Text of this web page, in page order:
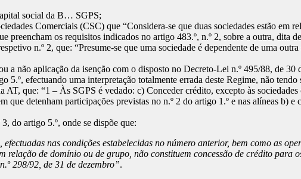
social da B… SGPS;
Comerciais (CSC) que “Considera-se que duas sociedades estão em
preencham os requisitos indicados no artigo 483.º, n.º 2, sobre a outra, dita
n.º 2, que: “Presume-se que uma sociedade é dependente de uma
a não aplicação da isenção com o disposto no Decreto-Lei n.º 495/88, de
5.º, efectuando uma interpretação totalmente errada deste Regime, não
que: “1 – Às SGPS é vedado: c) Conceder crédito, excepto às
que detenham participações previstas no n.º 2 do artigo 1.º e nas alíneas b)
do artigo 5.º, onde se dispõe que:
nas condições estabelecidas no número anterior, bem como as
relação de domínio ou de grupo, não constituem concessão de crédito para
298/92, de 31 de dezembro”.